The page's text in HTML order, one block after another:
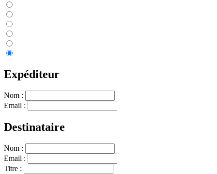
Expéditeur
Nom :
Email :
Destinataire
Nom :
Email :
Titre :